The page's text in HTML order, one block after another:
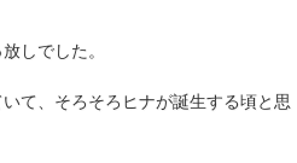
しでした。
て、そろそろヒナが誕生する頃と思